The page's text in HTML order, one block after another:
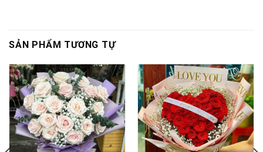
SẢN PHẨM TƯƠNG TỰ